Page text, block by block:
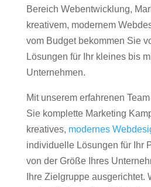
Bereich Webentwicklung,
kreativem, modernem
vom Budget bekommen Sie
Lösungen für Ihr kleines bis
Unternehmen.
Mit unserem erfahrenen
Sie komplette Marketing
kreatives, modernes
individuelle Lösungen für Ihr
von der Größe Ihres
Ihre Zielgruppe ausgerichtet.